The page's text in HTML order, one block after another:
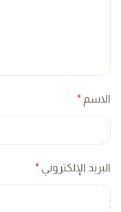
الاسم *
البريد الإلكتروني *